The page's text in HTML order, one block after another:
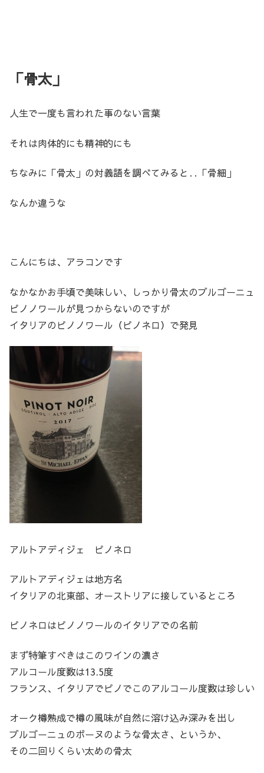
「骨太」
人生で一度も言われた事のない言葉
それは肉体的にも精神的にも
ちなみに「骨太」の対義語を調べてみると‥「骨細」
なんか違うな
こんにちは、アラコンです
なかなかお手頃で美味しい、しっかり骨太のブルゴーニュ
ピノノワールが見つからないのですが
イタリアのピノノワール（ピノネロ）で発見
アルトアディジェ ピノネロ
アルトアディジェは地方名
イタリアの北東部、オーストリアに接しているところ
ピノネロはピノノワールのイタリアでの名前
まず特筆すべきはこのワインの濃さ
アルコール度数は13.5度
フランス、イタリアでピノでこのアルコール度数は珍しい
オーク樽熟成で樽の風味が自然に溶け込み深みを出し
ブルゴーニュのボーヌのような骨太さ、というか、
その二回りくらい太めの骨太